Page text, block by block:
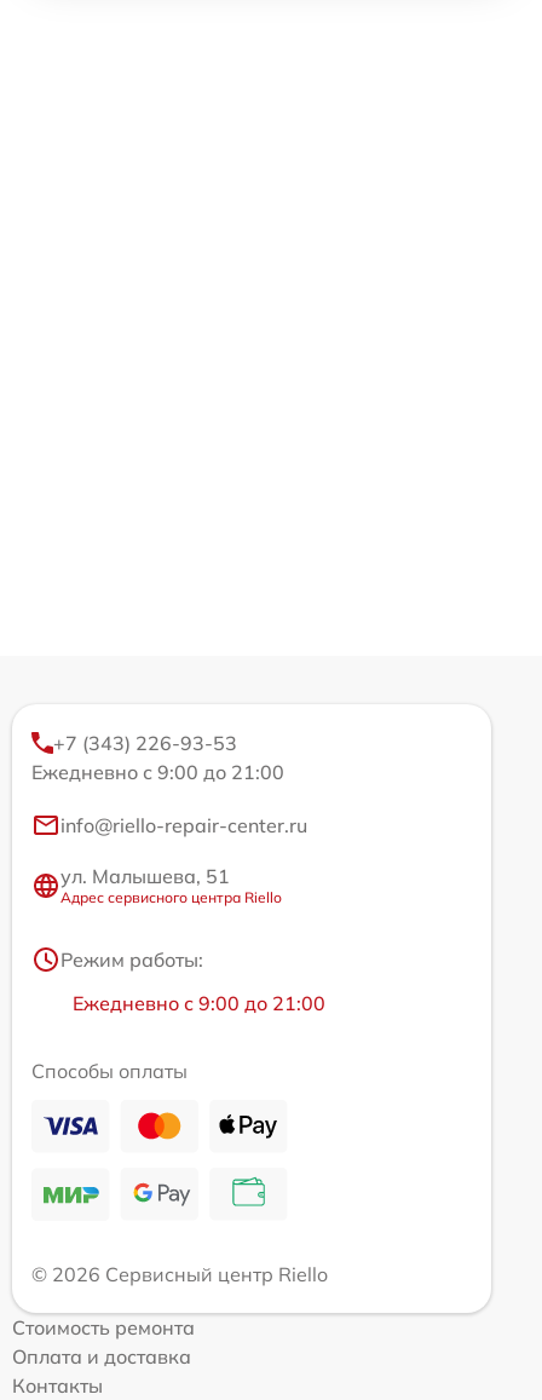
+7 (343) 226-93-53
Ежедневно с 9:00 до 21:00
info@riello-repair-center.ru
ул. Малышева, 51
Адрес сервисного центра Riello
Режим работы:
Ежедневно с 9:00 до 21:00
Способы оплаты
© 2026 Сервисный центр Riello
Стоимость ремонта
Оплата и доставка
Контакты